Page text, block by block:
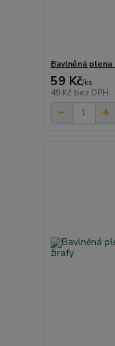
Bavlněná
59 Kč/ks
49 Kč bez DPH